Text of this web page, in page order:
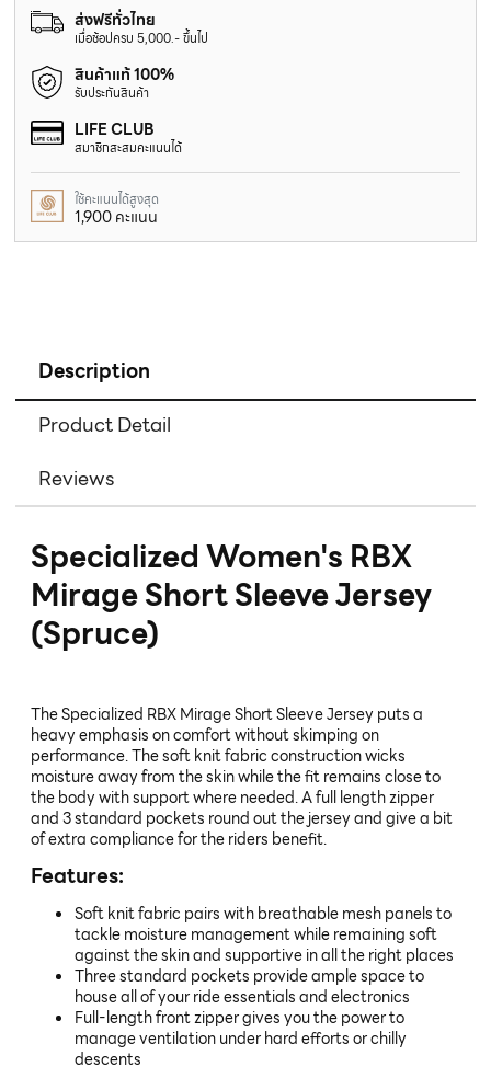
ส่งฟรีทั่วไทย
เมื่อช้อปครบ 5,000.- ขึ้นไป
สินค้าแท้ 100%
รับประกันสินค้า
LIFE CLUB
สมาชิกสะสมคะแนนได้
ใช้คะแนนได้สูงสุด
1,900 คะแนน
Description
Product Detail
Reviews
Specialized Women's RBX
Mirage Short Sleeve Jersey
(Spruce)
The Specialized RBX Mirage Short Sleeve Jersey puts a
heavy emphasis on comfort without skimping on
performance. The soft knit fabric construction wicks
moisture away from the skin while the fit remains close to
the body with support where needed. A full length zipper
and 3 standard pockets round out the jersey and give a bit
of extra compliance for the riders benefit.
Features:
Soft knit fabric pairs with breathable mesh panels to
tackle moisture management while remaining soft
against the skin and supportive in all the right places
Three standard pockets provide ample space to
house all of your ride essentials and electronics
Full-length front zipper gives you the power to
manage ventilation under hard efforts or chilly
descents